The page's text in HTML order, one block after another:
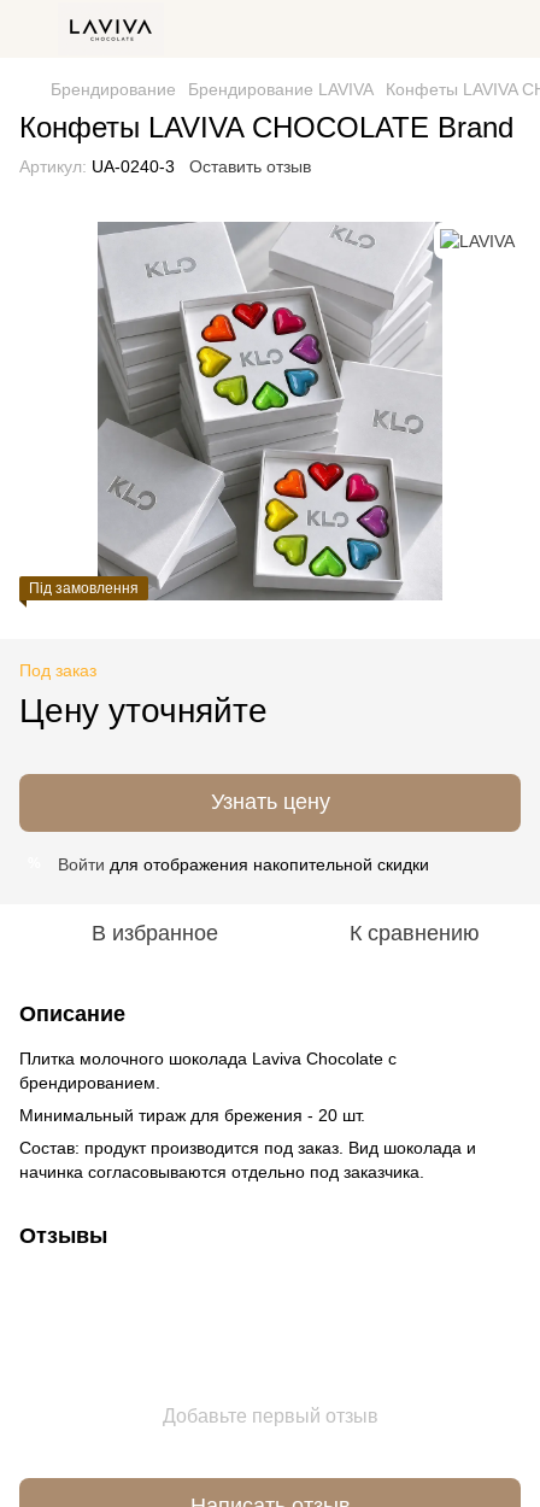
Брендирование Брендирование LAVIVA Конфеты LAVIVA
Конфеты LAVIVA CHOCOLATE Brand
Артикул: UA-0240-3 Оставить отзыв
Під замовлення
Под заказ
Цену уточняйте
Узнать цену
Войти для отображения накопительной скидки
В избранное К сравнению
Описание
Плитка молочного шоколада Laviva Chocolate с
брендированием.
Минимальный тираж для брежения - 20 шт.
Состав: продукт производится под заказ. Вид шоколада и
начинка согласовываются отдельно под заказчика.
Отзывы
Добавьте первый отзыв